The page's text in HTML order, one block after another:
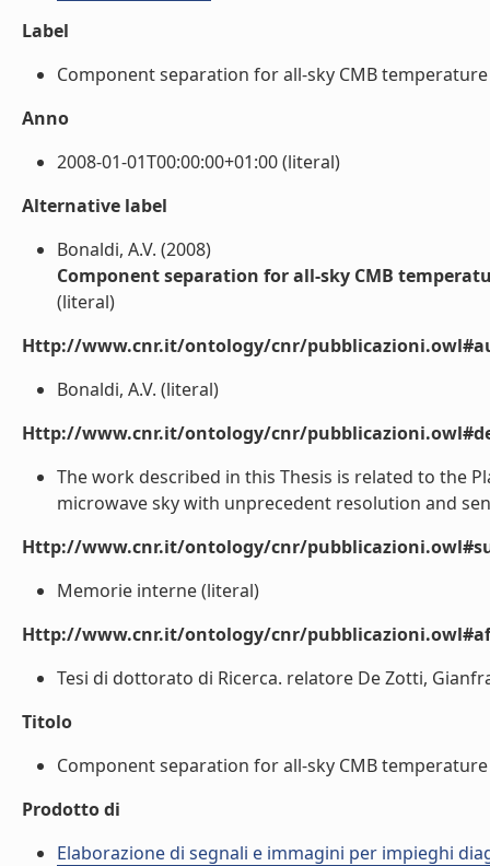
Label
Component separation for all-sky CMB
Anno
2008-01-01T00:00:00+01:00 (literal)
Alternative label
Bonaldi, A.V. (2008)
Component separation for all-sky CMB
(literal)
Http://www.cnr.it/ontology/cnr/
Bonaldi, A.V. (literal)
Http://www.cnr.it/ontology/cnr/
The work described in this Thesis is related to the
microwave sky with unprecedent resolution and
Http://www.cnr.it/ontology/cnr/
Memorie interne (literal)
Http://www.cnr.it/ontology/cnr/
Tesi di dottorato di Ricerca. relatore De Zotti,
Titolo
Component separation for all-sky CMB
Prodotto di
Elaborazione di segnali e immagini per impieghi